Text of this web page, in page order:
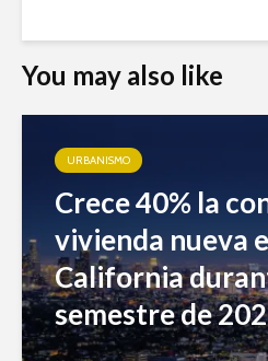
You may also like
URBANISMO
Crece 40% la
vivienda nueva
California
semestre de